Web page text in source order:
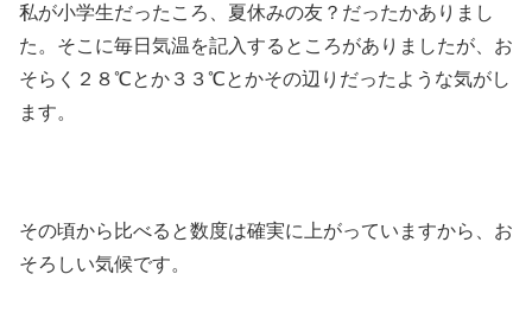
私が小学生だったころ、夏休みの友？だったかありまし
た。そこに毎日気温を記入するところがありましたが、お
そらく２８℃とか３３℃とかその辺りだったような気がし
ます。
その頃から比べると数度は確実に上がっていますから、お
そろしい気候です。